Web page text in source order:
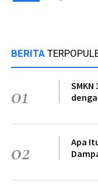
BERITA
01
02
Apa